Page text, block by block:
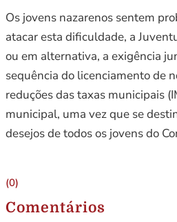
Os jovens nazarenos sentem
atacar esta dificuldade, a
ou em alternativa, a exigência
sequência do licenciamento de
reduções das taxas municipais
municipal, uma vez que se
desejos de todos os jovens do
(0)
Comentários